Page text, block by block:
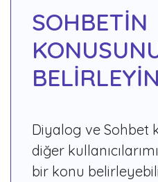
SOHBETİN
BELİRLEYİN
Diyalog ve Sohbet
diğer
bir konu